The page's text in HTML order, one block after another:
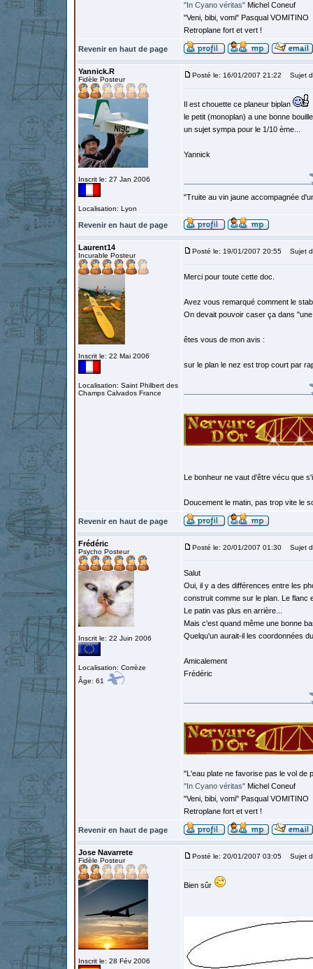
"In Cyano véritas" Michel Coneuf
"Veni, bibi, vomi" Pasqual VOMITINO
Retroplane fort et vert !
Revenir en haut de page
Yannick.R
Fidèle Posteur
Inscrit le: 27 Jan 2006
Localisation: Lyon
Posté le: 16/01/2007 21:22 Sujet
Il est chouette ce planeur biplan
le petit (monoplan) a une bonne
un sujet sympa pour le 1/10 ème...
Yannick
"Truite au vin jaune accompagnée
Revenir en haut de page
Laurent14
Incurable Posteur
Inscrit le: 22 Mai 2006
Localisation: Saint Philbert des
Champs Calvados France
Posté le: 19/01/2007 20:55 Sujet
Merci pour toute cette doc.
Avez vous remarqué comment le
On devait pouvoir caser ça dans
êtes vous de mon avis :
sur le plan le nez est trop court par
Le bonheur ne vaut d'être vécu que
Doucement le matin, pas trop vite le
Revenir en haut de page
Frédéric
Psycho Posteur
Inscrit le: 22 Juin 2006
Localisation: Corrèze
Âge: 61
Posté le: 20/01/2007 01:30 Sujet
Salut
Oui, il y a des différences entre les
construit comme sur le plan. Le flanc
Le patin vas plus en arrière...
Mais c'est quand même une bonne
Quelqu'un aurait-il les coordonnées
Amicalement
Frédéric
"L'eau plate ne favorise pas le vol de
"In Cyano véritas" Michel Coneuf
"Veni, bibi, vomi" Pasqual VOMITINO
Retroplane fort et vert !
Revenir en haut de page
Jose Navarrete
Fidèle Posteur
Inscrit le: 28 Fév 2006
Posté le: 20/01/2007 03:05 Sujet
Bien sûr